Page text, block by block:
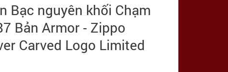
Bạc nguyên khối Chạm
Bản Armor - Zippo
Carved Logo Limited